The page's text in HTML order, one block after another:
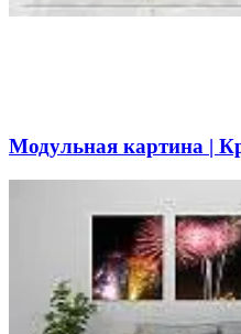
Модульная картина |